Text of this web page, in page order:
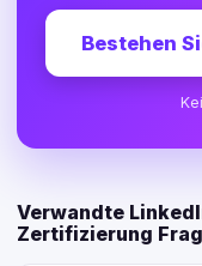
Bestehen
Verwandte
Zertifizierung